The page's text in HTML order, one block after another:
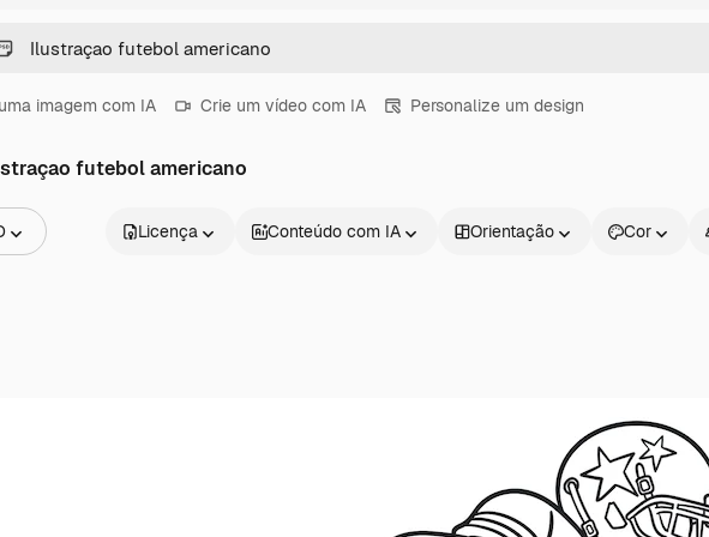
imagem com IA Crie um vídeo com IA Personalize um design
futebol americano
Licença Conteúdo com IA Orientação Cor
Produtos Começar